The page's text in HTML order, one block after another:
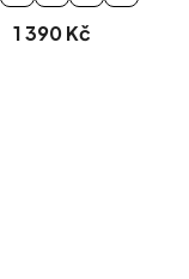
1 390 Kč